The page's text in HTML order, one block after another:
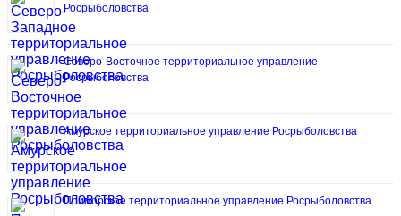
Росрыболовства
Северо-Восточное территориальное управление
Росрыболовства
Амурское территориальное управление Росрыболовства
Приморское территориальное управление Росрыболовства